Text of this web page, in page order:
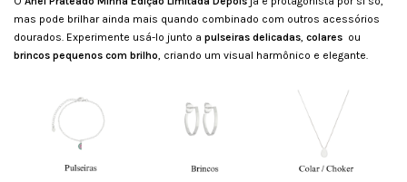
mas pode brilhar ainda mais quando combinado com outros acessórios
dourados. Experimente usá-lo junto a pulseiras delicadas colares ou
brincos pequenos com brilho , criando um visual harmônico e elegante.